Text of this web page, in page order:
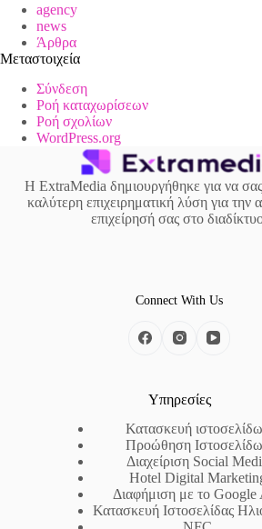
agency
news
Άρθρα
Μεταστοιχεία
Σύνδεση
Ροή καταχωρίσεων
Ροή σχολίων
WordPress.org
Η ExtraMedia δημιουργήθηκε για να σας
καλύτερη επιχειρηματική λύση για την
επιχείρησή σας στο
Connect With Us
Υπηρεσίες
Κατασκευή
Προώθηση
Διαχείριση Social
Hotel Digital
Διαφήμιση με το Google
Κατασκευή Ιστοσελίδας